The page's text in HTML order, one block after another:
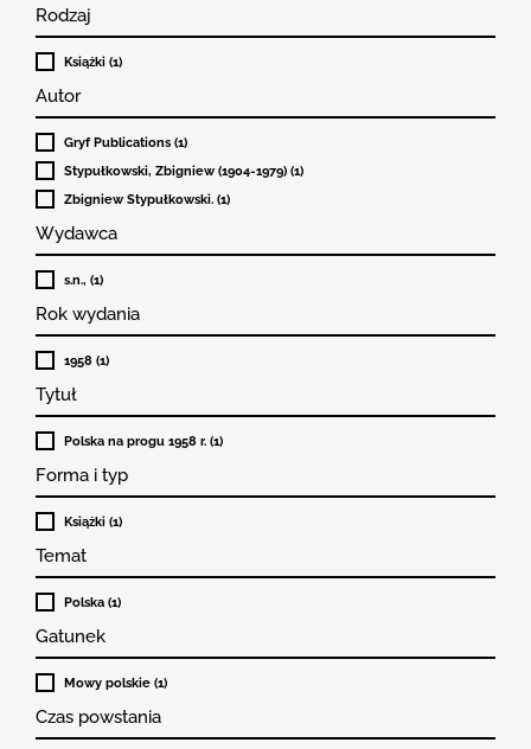
Rodzaj
Książki (1)
Autor
Gryf Publications (1)
Stypułkowski, Zbigniew (1904-1979) (1)
Zbigniew Stypułkowski. (1)
Wydawca
s.n., (1)
Rok wydania
1958 (1)
Tytuł
Polska na progu 1958 r. (1)
Forma i typ
Książki (1)
Temat
Polska (1)
Gatunek
Mowy polskie (1)
Czas powstania